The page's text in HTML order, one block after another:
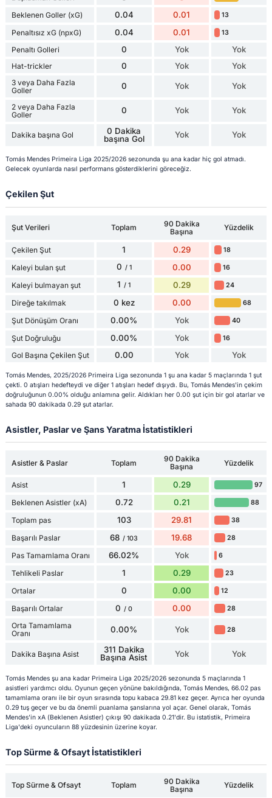
Beklenen Goller (xG) 0.04 0.01 13
Penaltısız xG (npxG) 0.04 0.01 13
Penaltı Golleri 0 Yok Yok
Hat-trickler 0 Yok Yok
3 veya Daha Fazla
Goller
0 Yok Yok
2 veya Daha Fazla
Goller
0 Yok Yok
Dakika başına Gol
0 Dakika
başına Gol
Yok Yok
Tomás Mendes Primeira Liga 2025/2026 sezonunda şu ana kadar hiç gol atmadı.
Gelecek oyunlarda nasıl performans gösterdiklerini göreceğiz.
Çekilen Şut
Şut Verileri Toplam
90 Dakika
Başına
Yüzdelik
Çekilen Şut 1 0.29 18
Kaleyi bulan şut 0 / 1 0.00 16
Kaleyi bulmayan şut 1 / 1 0.29 24
Direğe takılmak 0 kez 0.00 68
Şut Dönüşüm Oranı 0.00% Yok 40
Şut Doğruluğu 0.00% Yok 16
Gol Başına Çekilen Şut 0.00 Yok Yok
Tomás Mendes, 2025/2026 Primeira Liga sezonunda 1 şu ana kadar 5 maçlarında 1 şut
çekti. 0 atışları hedefteydi ve diğer 1 atışları hedef dışıydı. Bu, Tomás Mendes'in çekim
doğruluğunun 0.00% olduğu anlamına gelir. Aldıkları her 0.00 şut için bir gol atarlar ve
sahada 90 dakikada 0.29 şut atarlar.
Asistler, Paslar ve Şans Yaratma İstatistikleri
Asistler & Paslar Toplam
90 Dakika
Başına
Yüzdelik
Asist 1 0.29 97
Beklenen Asistler (xA) 0.72 0.21 88
Toplam pas 103 29.81 38
Başarılı Paslar 68 / 103 19.68 28
Pas Tamamlama Oranı 66.02% Yok 6
Tehlikeli Paslar 1 0.29 23
Ortalar 0 0.00 12
Başarılı Ortalar 0 / 0 0.00 28
Orta Tamamlama
Oranı
0.00% Yok 28
Dakika Başına Asist
311 Dakika
Başına Asist
Yok Yok
Tomás Mendes şu ana kadar Primeira Liga 2025/2026 sezonunda 5 maçlarında 1
asistleri yardımcı oldu. Oyunun geçen yönüne bakıldığında, Tomás Mendes, 66.02 pas
tamamlama oranı ile bir oyun sırasında topu kabaca 29.81 kez geçer. Ayrıca her oyunda
0.29 tuş geçer ve bu da önemli puanlama şanslarına yol açar. Genel olarak, Tomás
Mendes'in xA (Beklenen Asistler) çıkışı 90 dakikada 0.21'dir. Bu istatistik, Primeira
Liga'deki oyuncuların 88 yüzdesinin üzerine koyar.
Top Sürme & Ofsayt İstatistikleri
Top Sürme & Ofsayt Toplam
90 Dakika
Başına
Yüzdelik